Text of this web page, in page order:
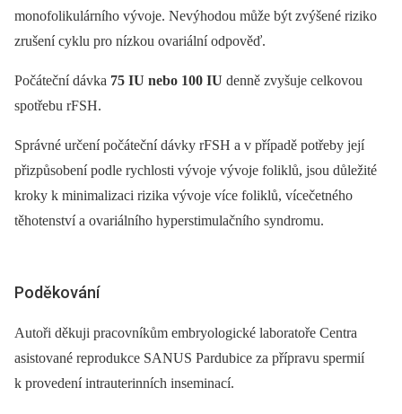
monofolikulárního vývoje. Nevýhodou může být zvýšené riziko
zrušení cyklu pro nízkou ovariální odpověď.
Počáteční dávka 75 IU nebo 100 IU denně zvyšuje celkovou
spotřebu rFSH.
Správné určení počáteční dávky rFSH a v případě potřeby její
přizpůsobení podle rychlosti vývoje vývoje foliklů, jsou důležité
kroky k minimalizaci rizika vývoje více foliklů, vícečetného
těhotenství a ovariálního hyperstimulačního syndromu.
Poděkování
Autoři děkuji pracovníkům embryologické laboratoře Centra
asistované reprodukce SANUS Pardubice za přípravu spermií
k provedení intrauterinních inseminací.